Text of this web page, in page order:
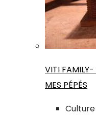
VITI FAMILY-
MES PÉPÉS
Culture